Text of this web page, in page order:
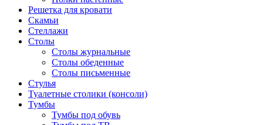
Решетка для кровати
Скамьи
Стеллажи
Столы
Столы журнальные
Столы обеденные
Столы письменные
Стулья
Туалетные столики (консоли)
Тумбы
Тумбы под обувь